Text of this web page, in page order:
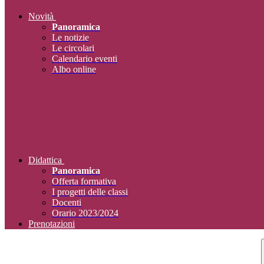
Novità
Panoramica
Le notizie
Le circolari
Calendario eventi
Albo online
Didattica
Panoramica
Offerta formativa
I progetti delle classi
Docenti
Orario 2023/2024
Prenotazioni